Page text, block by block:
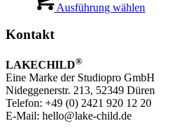
Ausführung wählen
Optionen
können
auf
Kontakt
LAKECHILD®
Eine Marke der Studiopro GmbH
Nideggenerstr. 213, 52349 Düren
Telefon: +49 (0) 2421 920 12 20
E-Mail: hello@lake-child.de